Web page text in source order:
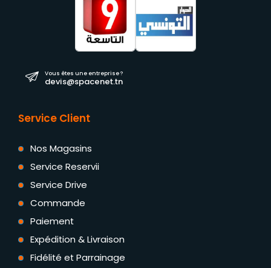
Vous êtes une entreprise ?
devis@spacenet.tn
Service Client
Nos Magasins
Service Reservii
Service Drive
Commande
Paiement
Expédition & Livraison
Fidélité et Parrainage